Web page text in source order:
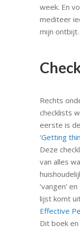
week. En
mediteer
mijn ontbijt.
Rechts
checklists
eerste is
‘Getting
Deze
van alles
‘vangen’
lijst komt
Effective
Dit boek